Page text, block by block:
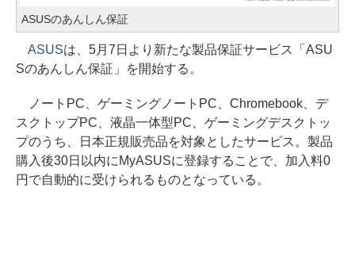
ASUSのあんしん保証
ASUSは、5月7日より新たな製品保証サービス「ASU
Sのあんしん保証」を開始する。
ノートPC、ゲーミングノートPC、Chromebook、デ
スクトップPC、液晶一体型PC、ゲーミングデスクトッ
プのうち、日本正規販売品を対象としたサービス。製品
購入後30日以内にMyASUSに登録することで、加入料0
円で自動的に受けられるものとなっている。